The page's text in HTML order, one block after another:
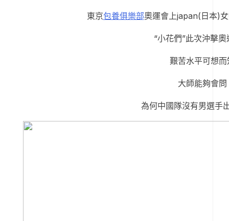
東京包養俱樂部奧運會上japan(日本)
“小花們”此次沖擊
艱苦水平可想而
大師能夠會問
為何中國隊沒有男選手